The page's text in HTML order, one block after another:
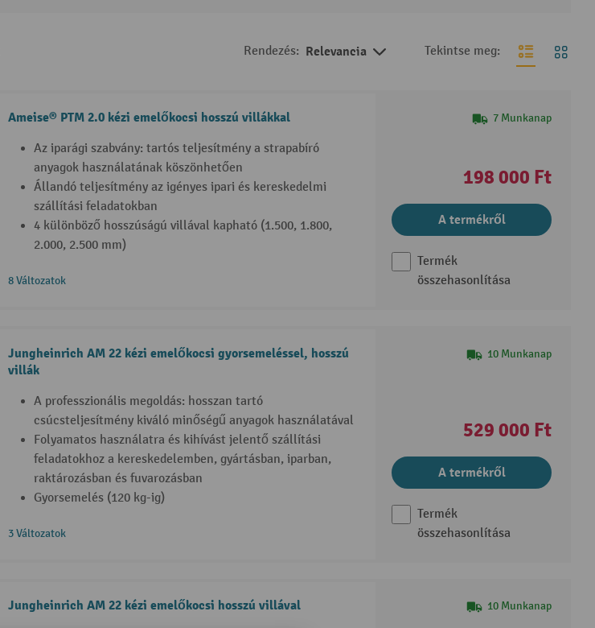
Rendezés: Relevancia Tekintse meg:
Ameise® PTM 2.0 kézi emelőkocsi hosszú villákkal
Az iparági szabvány: tartós teljesítmény a strapabíró
anyagok használatának köszönhetően
Állandó teljesítmény az igényes ipari és kereskedelmi
szállítási feladatokban
4 különböző hosszúságú villával kapható (1.500, 1.800,
2.000, 2.500 mm)
8 Változatok
7 Munkanap
198 000 Ft
A termékről
Termék
összehasonlítása
Jungheinrich AM 22 kézi emelőkocsi gyorsemeléssel, hosszú
villák
A professzionális megoldás: hosszan tartó
csúcsteljesítmény kiváló minőségű anyagok használatával
Folyamatos használatra és kihívást jelentő szállítási
feladatokhoz a kereskedelemben, gyártásban, iparban,
raktározásban és fuvarozásban
Gyorsemelés (120 kg-ig)
3 Változatok
10 Munkanap
529 000 Ft
A termékről
Termék
összehasonlítása
Jungheinrich AM 22 kézi emelőkocsi hosszú villával 10 Munkanap